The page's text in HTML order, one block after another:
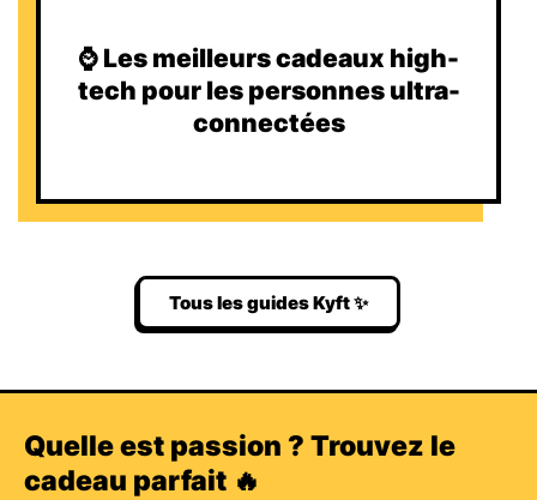
⌚️ Les meilleurs cadeaux high-
tech pour les personnes ultra-
connectées
Tous les guides Kyft ✨
Quelle est passion ? Trouvez le
cadeau parfait 🔥